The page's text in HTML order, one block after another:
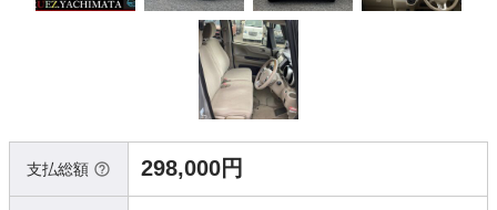
支払総額 298,000円